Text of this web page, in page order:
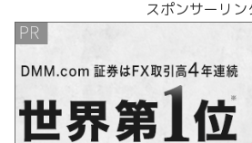
スポンサーリン